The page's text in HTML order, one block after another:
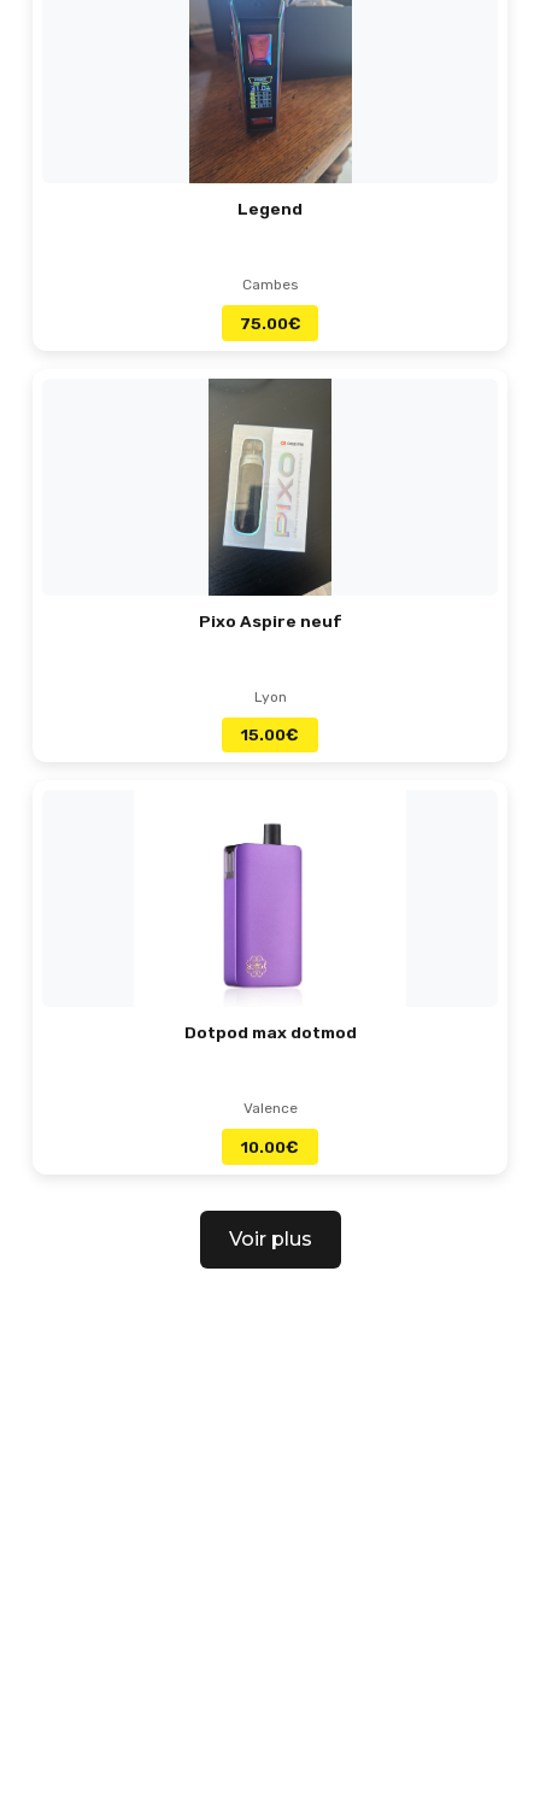
Legend
Cambes
75.00€
Pixo Aspire neuf
Lyon
15.00€
Dotpod max dotmod
Valence
10.00€
Voir plus